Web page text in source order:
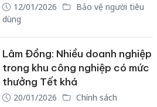
12/01/2026
Bảo vệ người tiêu
dùng
Lâm Đồng: Nhiều doanh nghiệp
trong khu công nghiệp có mức
thưởng Tết khá
20/01/2026 Chính sách